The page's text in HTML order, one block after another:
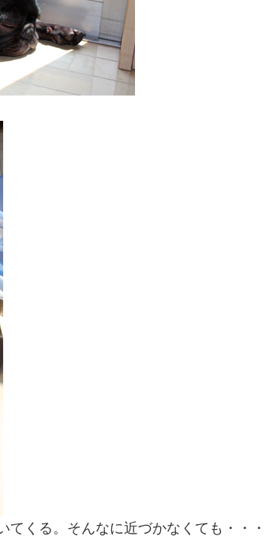
くる。そんなに近づかなくても・・・